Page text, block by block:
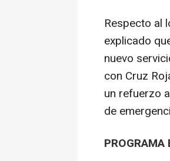
Respecto al
explicado
nuevo
con Cruz
un refuerzo
de
PROGRAMA